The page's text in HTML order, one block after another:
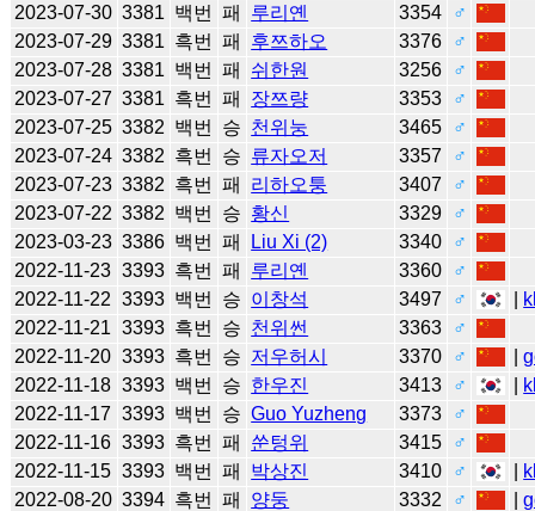
2023-07-30 3381 백번 패 루리옌 3354
♂
2023-07-29 3381 흑번 패 후쯔하오 3376
♂
2023-07-28 3381 백번 패 쉬한원 3256
♂
2023-07-27 3381 흑번 패 장쯔량 3353
♂
2023-07-25 3382 백번 승 천위눙 3465
♂
2023-07-24 3382 흑번 승 류자오저 3357
♂
2023-07-23 3382 흑번 패 리하오퉁 3407
♂
2023-07-22 3382 백번 승 황신 3329
♂
2023-03-23 3386 백번 패 Liu Xi (2) 3340
♂
2022-11-23 3393 흑번 패 루리옌 3360
♂
2022-11-22 3393 백번 승 이창석 3497 ♂
2022-11-21 3393 흑번 승 천위썬 3363
♂
2022-11-20 3393 흑번 승 저우허시 3370 ♂ |
2022-11-18 3393 백번 승 한우진 3413 ♂
2022-11-17 3393 백번 승 Guo Yuzheng 3373
♂
2022-11-16 3393 흑번 패 쑨텅위 3415
♂
2022-11-15 3393 백번 패 박상진 3410 ♂
2022-08-20 3394 흑번 패 양둥 3332 ♂ |